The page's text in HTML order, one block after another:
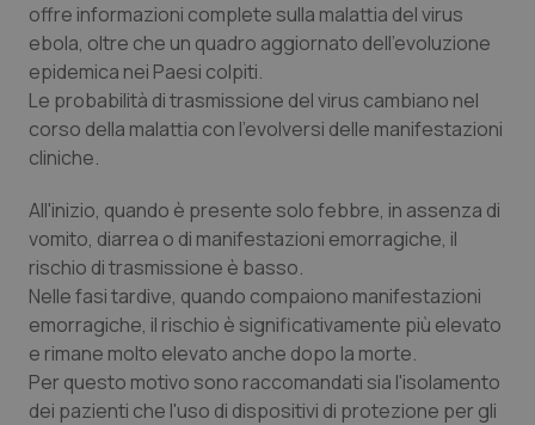
offre informazioni complete sulla malattia del virus
ebola, oltre che un quadro aggiornato dell'evoluzione
epidemica nei Paesi colpiti.
Le probabilità di trasmissione del virus cambiano nel
corso della malattia con l'evolversi delle manifestazioni
cliniche.
All'inizio, quando è presente solo febbre, in assenza di
vomito, diarrea o di manifestazioni emorragiche, il
rischio di trasmissione è basso.
Nelle fasi tardive, quando compaiono manifestazioni
emorragiche, il rischio è significativamente più elevato
e rimane molto elevato anche dopo la morte.
Per questo motivo sono raccomandati sia l'isolamento
dei pazienti che l'uso di dispositivi di protezione per gli